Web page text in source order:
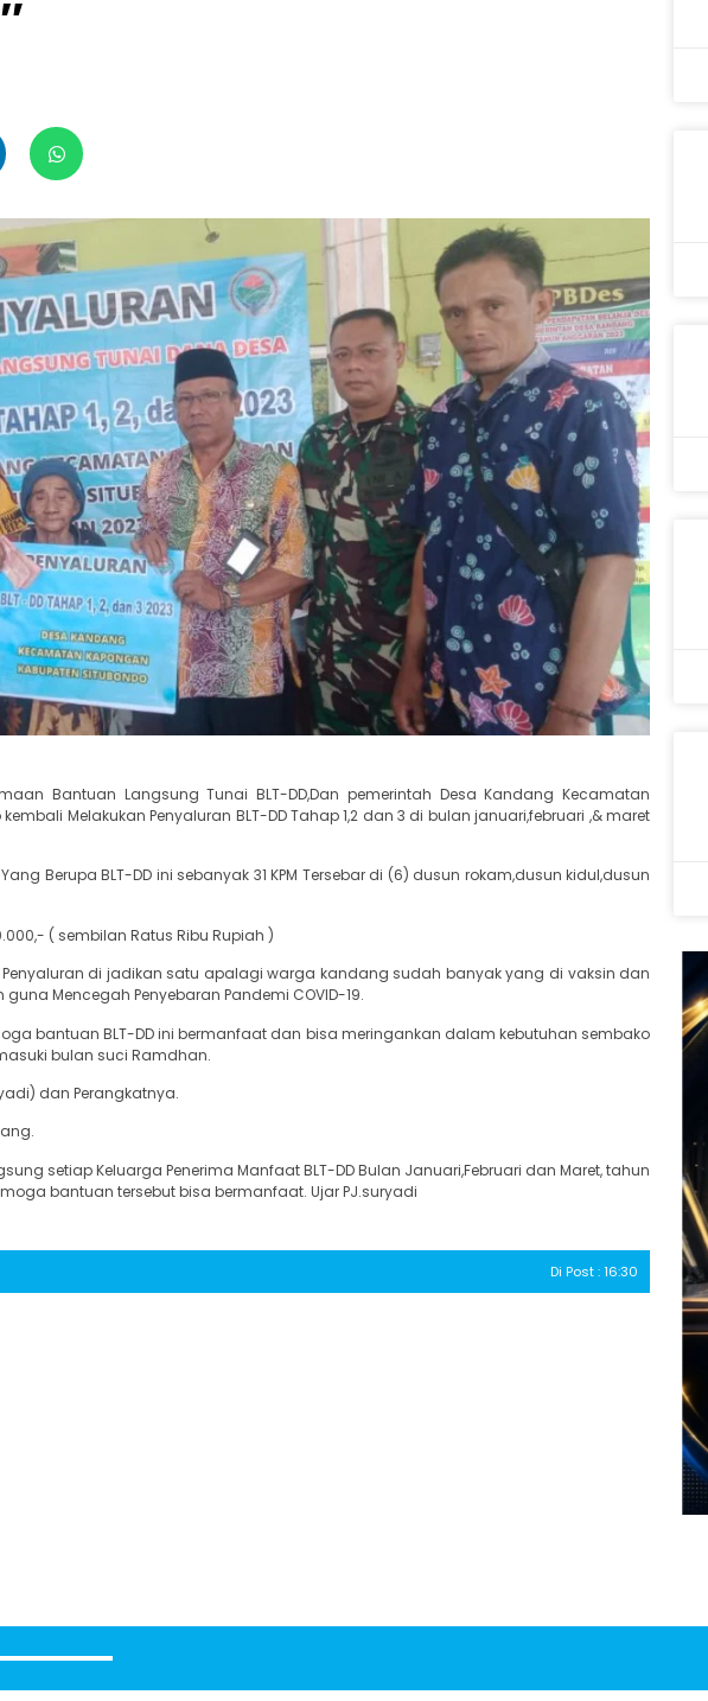
Bantuan Langsung Tunai BLT-DD,Dan pemerintah Desa Kandang Kecamatan
Melakukan Penyaluran BLT-DD Tahap 1,2 dan 3 di bulan januari,februari ,& maret
Berupa BLT-DD ini sebanyak 31 KPM Tersebar di (6) dusun rokam,dusun kidul,dusun
( sembilan Ratus Ribu Rupiah )
Penyaluran di jadikan satu apalagi warga kandang sudah banyak yang di vaksin dan
Mencegah Penyebaran Pandemi COVID-19.
bantuan BLT-DD ini bermanfaat dan bisa meringankan dalam kebutuhan sembako
bulan suci Ramdhan.
dan Perangkatnya.
setiap Keluarga Penerima Manfaat BLT-DD Bulan Januari,Februari dan Maret, tahun
bantuan tersebut bisa bermanfaat. Ujar PJ.suryadi
Di Post : 16:30